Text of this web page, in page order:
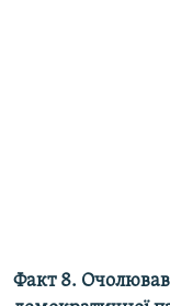
Факт 8. Очолював